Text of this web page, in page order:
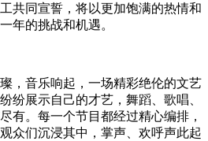
共同宣誓，将以更加饱满的热情和
年的挑战和机遇。
，音乐响起，一场精彩绝伦的文艺
纷展示自己的才艺，舞蹈、歌唱、
有。每一个节目都经过精心编排，
众们沉浸其中，掌声、欢呼声此起